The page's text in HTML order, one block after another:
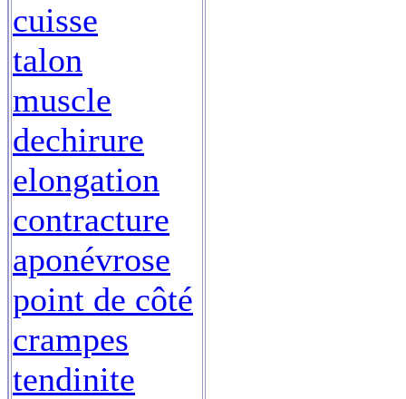
cuisse
talon
muscle
dechirure
elongation
contracture
aponévrose
point de côté
crampes
tendinite